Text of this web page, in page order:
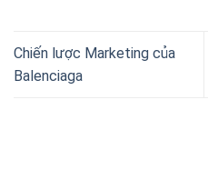
Chiến lược Marketing của
Balenciaga